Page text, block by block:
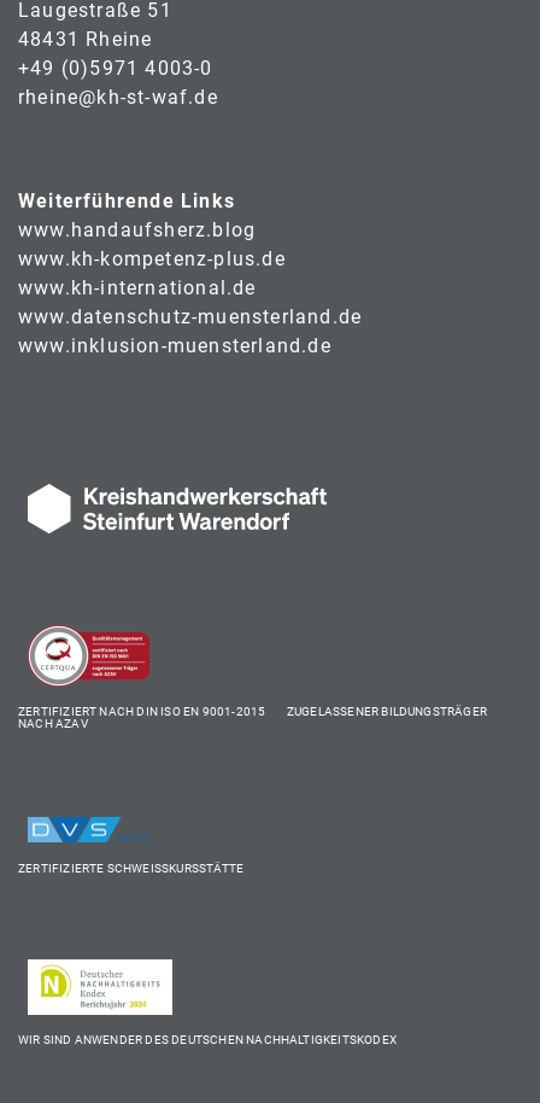
Laugestraße 51
48431 Rheine
+49 (0)5971 4003-0
rheine@kh-st-waf.de
Weiterführende Links
www.handaufsherz.blog
www.kh-kompetenz-plus.de
www.kh-international.de
www.datenschutz-muensterland.de
www.inklusion-muensterland.de
ZERTIFIZIERT NACH DIN ISO EN 9001-2015 ZUGELASSENER BILDUNGSTRÄGER
NACH AZAV
ZERTIFIZIERTE SCHWEISSKURSSTÄTTE
WIR SIND ANWENDER DES DEUTSCHEN NACHHALTIGKEITSKODEX